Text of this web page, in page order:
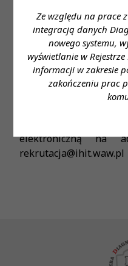
Ze względu na prace
integracją danych
nowego systemu,
wyświetlanie w
informacji w zakresie
zakończeniu prac
Wymiar czasu pracy:
Stanowisko:
Laboratoryjnej
Dane do kontaktu:
Celem zgłoszenia
elektroniczną na
rekrutacja@ihit.waw.pl